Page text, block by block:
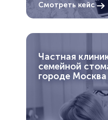
Смотреть кейс
Частная
семейной
городе Москва